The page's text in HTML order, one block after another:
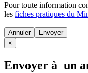
Pour toute information
les fiches pratiques du
Annuler
×
Envoyer à un